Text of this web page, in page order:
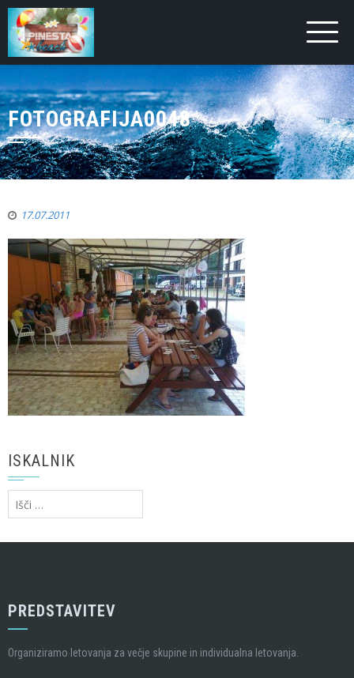
FOTOGRAFIJA0048
17.07.2011
ISKALNIK
Išči:
PREDSTAVITEV
Organiziramo letovanja za večje skupine in individualna letovanja.